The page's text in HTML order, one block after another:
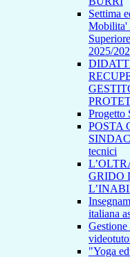
Settima
Mobilita'
2025/
Progetto
POSTA
tecnici
GRIDO
italiana
"Yoga